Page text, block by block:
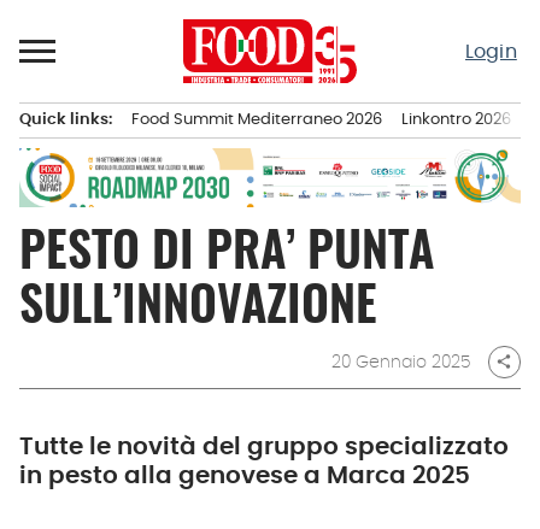
al
Login
principale
Quick links: Food Summit Mediterraneo 2026 Linkontro 2026
PESTO DI PRA’ PUNTA
SULL’INNOVAZIONE
20 Gennaio 2025 share
Tutte le novità del gruppo specializzato
in pesto alla genovese a Marca 2025